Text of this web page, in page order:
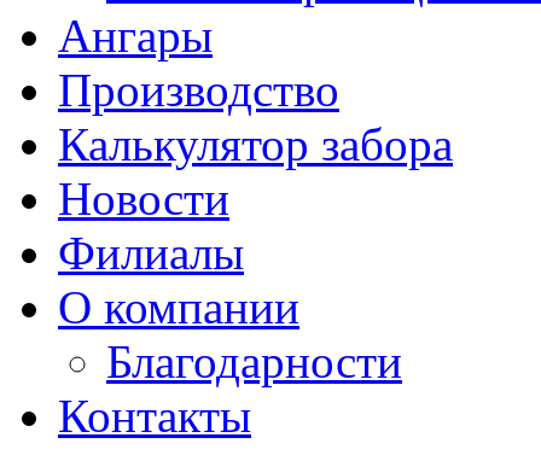
Ангары
Производство
Калькулятор забора
Новости
Филиалы
О компании
Благодарности
Контакты